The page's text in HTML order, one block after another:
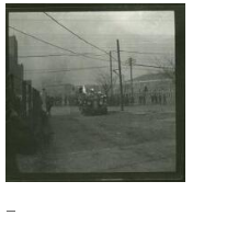
−